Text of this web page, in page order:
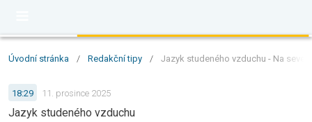
Úvodní stránka / Redakční tipy / Jazyk studeného vzduchu - Na
18:29 11. prosince 2025
Jazyk studeného vzduchu